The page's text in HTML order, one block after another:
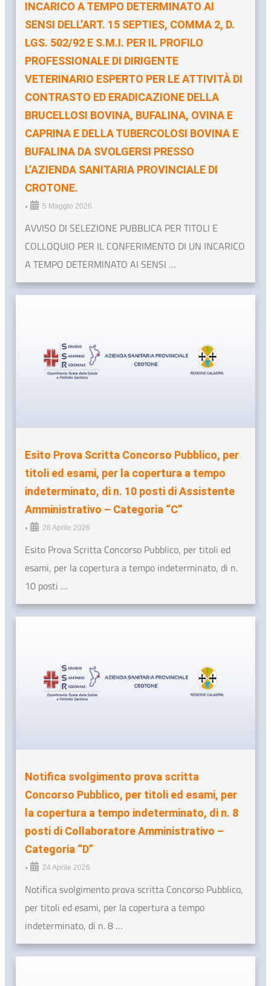
INCARICO A TEMPO DETERMINATO AI
SENSI DELL’ART. 15 SEPTIES, COMMA 2, D.
LGS. 502/92 E S.M.I. PER IL PROFILO
PROFESSIONALE DI DIRIGENTE
VETERINARIO ESPERTO PER LE ATTIVITÀ DI
CONTRASTO ED ERADICAZIONE DELLA
BRUCELLOSI BOVINA, BUFALINA, OVINA E
CAPRINA E DELLA TUBERCOLOSI BOVINA E
BUFALINA DA SVOLGERSI PRESSO
L’AZIENDA SANITARIA PROVINCIALE DI
CROTONE.
• 5 Maggio 2026
AVVISO DI SELEZIONE PUBBLICA PER TITOLI E
COLLOQUIO PER IL CONFERIMENTO DI UN INCARICO
A TEMPO DETERMINATO AI SENSI …
Esito Prova Scritta Concorso Pubblico, per
titoli ed esami, per la copertura a tempo
indeterminato, di n. 10 posti di Assistente
Amministrativo – Categoria “C”
• 28 Aprile 2026
Esito Prova Scritta Concorso Pubblico, per titoli ed
esami, per la copertura a tempo indeterminato, di n.
10 posti …
Notifica svolgimento prova scritta
Concorso Pubblico, per titoli ed esami, per
la copertura a tempo indeterminato, di n. 8
posti di Collaboratore Amministrativo –
Categoria “D”
• 24 Aprile 2026
Notifica svolgimento prova scritta Concorso Pubblico,
per titoli ed esami, per la copertura a tempo
indeterminato, di n. 8 …